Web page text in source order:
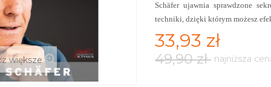
większe
Schäfer ujawnia sprawdzone
techniki, dzięki którym możesz
33,93 zł
49,90 zł najniższa